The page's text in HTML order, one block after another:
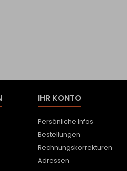
IHR KONTO
Persönliche Infos
Bestellungen
Rechnungskorrekturen
Adressen